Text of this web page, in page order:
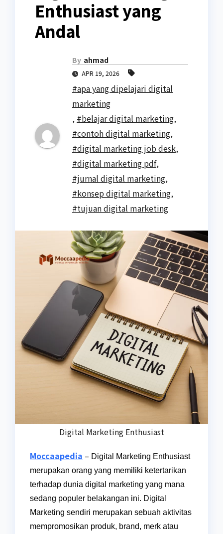
Enthusiast yang
Andal
By ahmad
APR 19, 2026
#apa yang dipelajari digital
marketing
, #belajar digital marketing,
#contoh digital marketing,
#digital marketing job desk,
#digital marketing pdf,
#jurnal digital marketing,
#konsep digital marketing,
#tujuan digital marketing
Digital Marketing Enthusiast
Moccaapedia – Digital Marketing Enthusiast
merupakan orang yang memiliki ketertarikan
terhadap dunia digital marketing yang mana
sedang populer belakangan ini. Digital
Marketing sendiri merupakan sebuah aktivitas
mempromosikan produk, brand, merk atau